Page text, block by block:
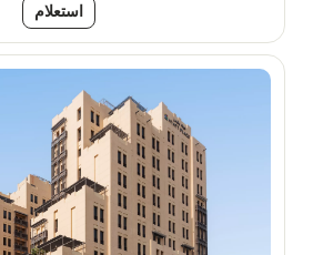
استعلام